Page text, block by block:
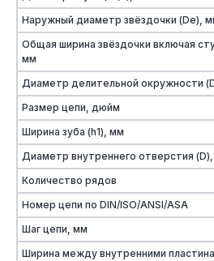
Наружный диаметр звёздочки (De),
Общая ширина звёздочки включая
мм
Диаметр делительной окружности
Размер цепи, дюйм
Ширина зуба (h1), мм
Диаметр внутреннего отверстия
Количество рядов
Номер цепи по DIN/ISO/ANSI/ASA
Шаг цепи, мм
Ширина между внутренними